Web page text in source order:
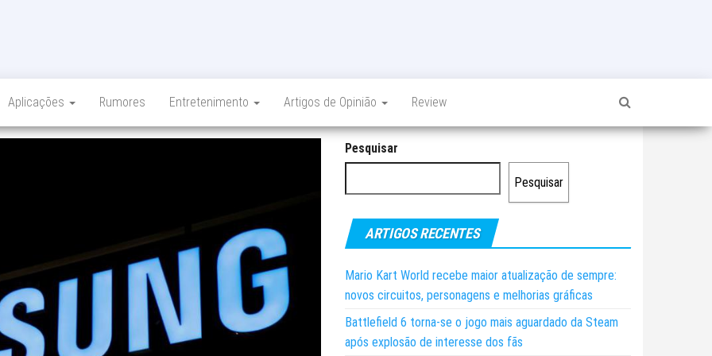
Aplicações Rumores Entretenimento Artigos de Opinião Review
Pesquisar
Pesquisar
ARTIGOS RECENTES
Mario Kart World recebe maior atualização de sempre:
novos circuitos, personagens e melhorias gráficas
Battlefield 6 torna-se o jogo mais aguardado da Steam
após explosão de interesse dos fãs